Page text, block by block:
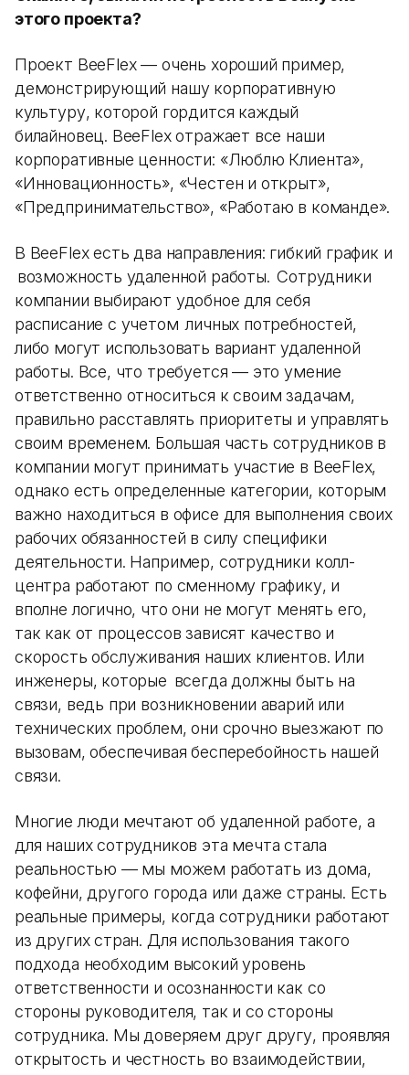
этого проекта?
Проект BeeFlex — очень хороший пример,
демонстрирующий нашу корпоративную
культуру, которой гордится каждый
билайновец. BeeFlex отражает все наши
корпоративные ценности: «Люблю Клиента»,
«Инновационность», «Честен и открыт»,
«Предпринимательство», «Работаю в команде».
В BeeFlex есть два направления: гибкий график и
возможность удаленной работы. Сотрудники
компании выбирают удобное для себя
расписание с учетом личных потребностей,
либо могут использовать вариант удаленной
работы. Все, что требуется — это умение
ответственно относиться к своим задачам,
правильно расставлять приоритеты и управлять
своим временем. Большая часть сотрудников в
компании могут принимать участие в BeeFlex,
однако есть определенные категории, которым
важно находиться в офисе для выполнения своих
рабочих обязанностей в силу специфики
деятельности. Например, сотрудники колл-
центра работают по сменному графику, и
вполне логично, что они не могут менять его,
так как от процессов зависят качество и
скорость обслуживания наших клиентов. Или
инженеры, которые всегда должны быть на
связи, ведь при возникновении аварий или
технических проблем, они срочно выезжают по
вызовам, обеспечивая бесперебойность нашей
связи.
Многие люди мечтают об удаленной работе, а
для наших сотрудников эта мечта стала
реальностью — мы можем работать из дома,
кофейни, другого города или даже страны. Есть
реальные примеры, когда сотрудники работают
из других стран. Для использования такого
подхода необходим высокий уровень
ответственности и осознанности как со
стороны руководителя, так и со стороны
сотрудника. Мы доверяем друг другу, проявляя
открытость и честность во взаимодействии,